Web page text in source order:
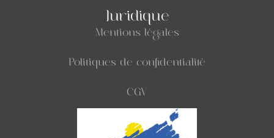
Juridique
Mentions légales
Politiques de confidentialité
CGV